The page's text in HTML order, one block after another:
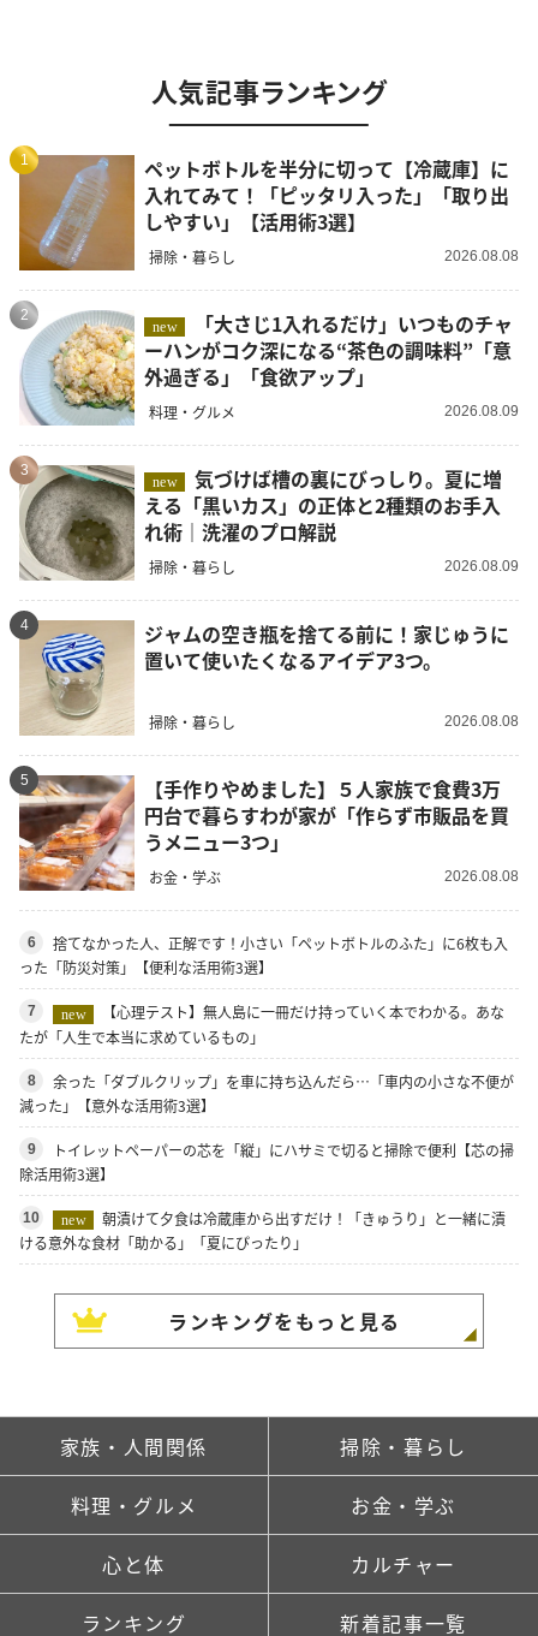
人気記事ランキング
1
ペットボトルを半分に切って【冷蔵庫】に
入れてみて！「ピッタリ入った」「取り出
しやすい」【活用術3選】
掃除・暮らし 2026.08.08
2
new
ーハンがコク深になる“茶色の調味料”「意
外過ぎる」「食欲アップ」
料理・グルメ 2026.08.09
3
new
気づけば槽の裏にびっしり。夏に増
える「黒いカス」の正体と2種類のお手入
れ術｜洗濯のプロ解説
掃除・暮らし 2026.08.09
4
ジャムの空き瓶を捨てる前に！家じゅうに
置いて使いたくなるアイデア3つ。
掃除・暮らし 2026.08.08
5
【手作りやめました】５人家族で食費3万
円台で暮らすわが家が「作らず市販品を買
うメニュー3つ」
お金・学ぶ 2026.08.08
6
捨てなかった人、正解です！小さい「ペットボトルのふた」に6枚も入
った「防災対策」【便利な活用術3選】
7 new
【心理テスト】無人島に一冊だけ持っていく本でわかる。あな
たが「人生で本当に求めているもの」
8
余った「ダブルクリップ」を車に持ち込んだら…「車内の小さな不便が
減った」【意外な活用術3選】
9
トイレットペーパーの芯を「縦」にハサミで切ると掃除で便利【芯の掃
除活用術3選】
10 new
朝漬けて夕食は冷蔵庫から出すだけ！「きゅうり」と一緒に漬
ける意外な食材「助かる」「夏にぴったり」
ランキングをもっと見る
家族・人間関係 掃除・暮らし
料理・グルメ お金・学ぶ
心と体 カルチャー
ランキング 新着記事一覧